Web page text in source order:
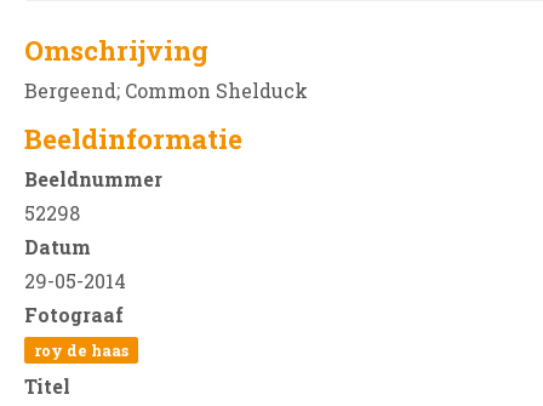
Omschrijving
Bergeend; Common Shelduck
Beeldinformatie
Beeldnummer
52298
Datum
29-05-2014
Fotograaf
roy de haas
Titel